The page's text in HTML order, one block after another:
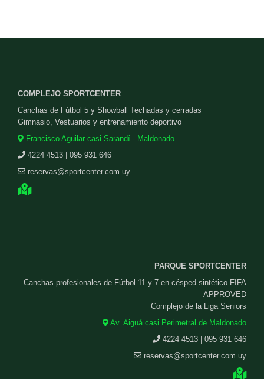
COMPLEJO SPORTCENTER
Canchas de Fútbol 5 y Showball Techadas y cerradas
Gimnasio, Vestuarios y entrenamiento deportivo
Francisco Aguilar casi Sarandí - Maldonado
4224 4513 | 095 931 646
reservas@sportcenter.com.uy
PARQUE SPORTCENTER
Canchas profesionales de Fútbol 11 y 7 en césped sintético FIFA
APPROVED
Complejo de la Liga Seniors
Av. Aiguá casi Perimetral de Maldonado
4224 4513 | 095 931 646
reservas@sportcenter.com.uy